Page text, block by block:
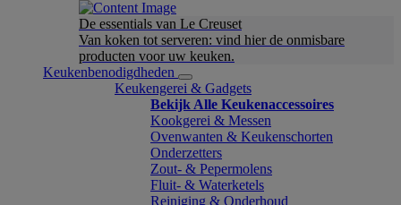
De essentials van Le Creuset
Van koken tot serveren: vind hier de onmisbare
producten voor uw keuken.
Keukenbenodigdheden
Keukengerei & Gadgets
Bekijk Alle Keukenaccessoires
Kookgerei & Messen
Ovenwanten & Keukenschorten
Onderzetters
Zout- & Pepermolens
Fluit- & Waterketels
Reiniging & Onderhoud